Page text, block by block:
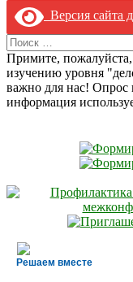
Версия сайта
Search
for:
Примите,
изучению уровня
важно для нас! Опрос
информация
Решаем вместе